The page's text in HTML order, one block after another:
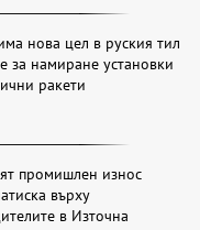
нова цел в руския тил
за намиране установки
ракети
промишлен износ
върху
в Източна